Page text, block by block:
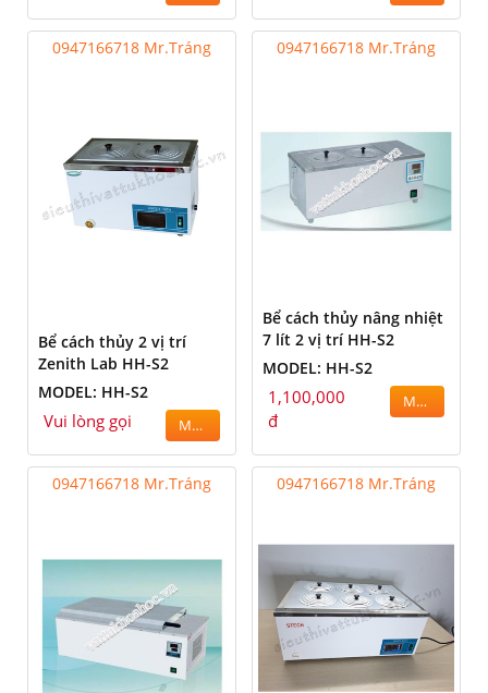
0947166718 Mr.Tráng
Bể cách thủy 2 vị trí
Zenith Lab HH-S2
MODEL: HH-S2
Vui lòng gọi MUA
0947166718 Mr.Tráng
Bể cách thủy nâng nhiệt
7 lít 2 vị trí HH-S2
MODEL: HH-S2
1,100,000
đ
MUA
0947166718 Mr.Tráng 0947166718 Mr.Tráng